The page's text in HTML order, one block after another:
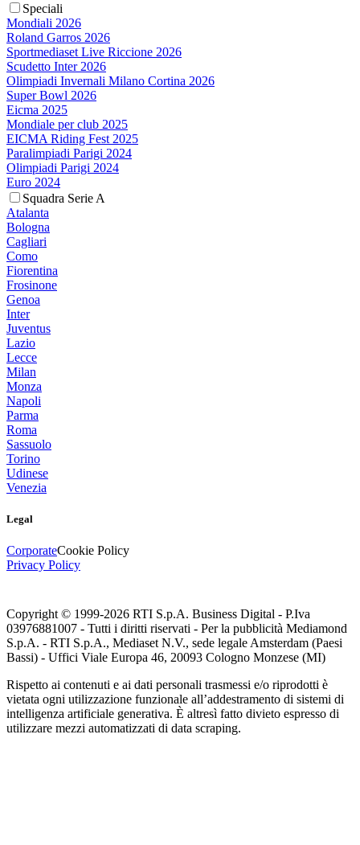
Speciali
Mondiali 2026
Roland Garros 2026
Sportmediaset Live Riccione 2026
Scudetto Inter 2026
Olimpiadi Invernali Milano Cortina 2026
Super Bowl 2026
Eicma 2025
Mondiale per club 2025
EICMA Riding Fest 2025
Paralimpiadi Parigi 2024
Olimpiadi Parigi 2024
Euro 2024
Squadra Serie A
Atalanta
Bologna
Cagliari
Como
Fiorentina
Frosinone
Genoa
Inter
Juventus
Lazio
Lecce
Milan
Monza
Napoli
Parma
Roma
Sassuolo
Torino
Udinese
Venezia
Legal
CorporateCookie Policy
Privacy Policy
Copyright © 1999-2026 RTI S.p.A. Business Digital - P.Iva
03976881007 - Tutti i diritti riservati - Per la pubblicità Mediamond
S.p.A. - RTI S.p.A., Mediaset N.V., sede legale Amsterdam (Paesi
Bassi) - Uffici Viale Europa 46, 20093 Cologno Monzese (MI)
Rispetto ai contenuti e ai dati personali trasmessi e/o riprodotti è
vietata ogni utilizzazione funzionale all’addestramento di sistemi di
intelligenza artificiale generativa. È altresì fatto divieto espresso di
utilizzare mezzi automatizzati di data scraping.